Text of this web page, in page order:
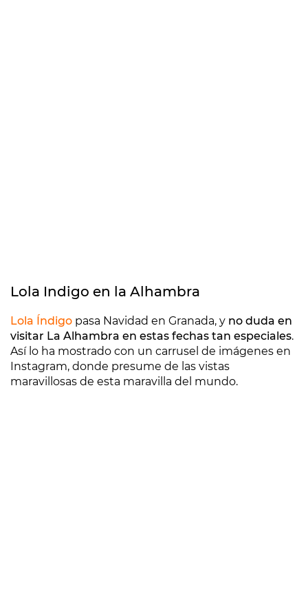
Lola Indigo en la Alhambra
Lola Índigo pasa Navidad en Granada, y no duda en
visitar La Alhambra en estas fechas tan especiales.
Así lo ha mostrado con un carrusel de imágenes en
Instagram, donde presume de las vistas
maravillosas de esta maravilla del mundo.